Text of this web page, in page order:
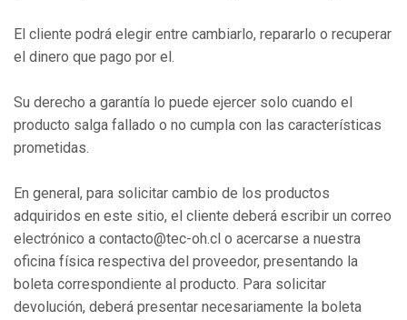
El cliente podrá elegir entre cambiarlo, repararlo o recuperar
el dinero que pago por el.
Su derecho a garantía lo puede ejercer solo cuando el
producto salga fallado o no cumpla con las características
prometidas.
En general, para solicitar cambio de los productos
adquiridos en este sitio, el cliente deberá escribir un correo
electrónico a contacto@tec-oh.cl o acercarse a nuestra
oficina física respectiva del proveedor, presentando la
boleta correspondiente al producto. Para solicitar
devolución, deberá presentar necesariamente la boleta